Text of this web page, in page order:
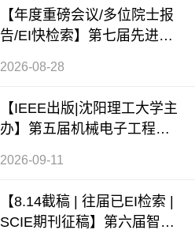
【年度重磅会议/多位院士报
告/EI快检索】第七届先进材
（ICAMIM 2026）
2026-08-28
【IEEE出版|沈阳理工大学主
办】第五届机械电子工程与
AI 2026）
2026-09-11
【8.14截稿 | 往届已EI检索 |
SCIE期刊征稿】第六届智能